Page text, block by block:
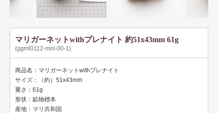
ガーネットと共生
その他のガーネット
ガーネットの色で選ぶ
レッド
ブラウンレッド系
ワインレッド
マリガーネットwithプレナイト 約51x43mm 61g
(ggml0112-mnl-00-1)
商品名：マリガーネットwithプレナイト
サイズ：（約）51x43mm
重さ：61g
形状：鉱物標本
産地：マリ共和国